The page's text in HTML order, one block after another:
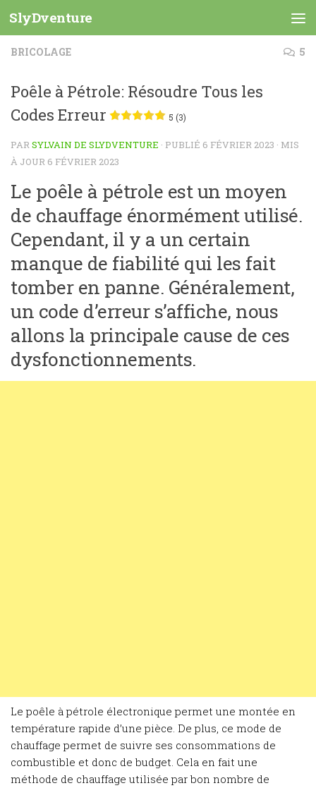
Skip to content
SlyDventure
BRICOLAGE 5
Poêle à Pétrole: Résoudre Tous les
Codes Erreur
5 (3)
PARSYLVAIN DE SLYDVENTURE · PUBLIÉ 6 FÉVRIER 2023 · MIS
À JOUR 6 FÉVRIER 2023
Le poêle à pétrole est un moyen
de chauffage énormément utilisé.
Cependant, il y a un certain
manque de fiabilité qui les fait
tomber en panne. Généralement,
un code d’erreur s’affiche, nous
allons la principale cause de ces
dysfonctionnements.
Le poêle à pétrole électronique permet une montée en
température rapide d’une pièce. De plus, ce mode de
chauffage permet de suivre ses consommations de
combustible et donc de budget. Cela en fait une
méthode de chauffage utilisée par bon nombre de